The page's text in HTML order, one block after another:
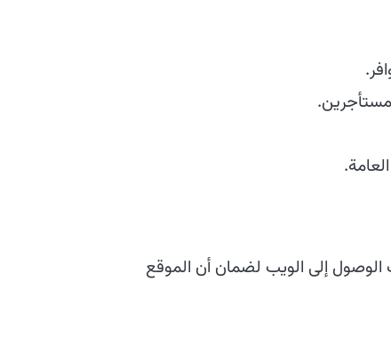
الوصول إلى الويب لضمان أن الموقع